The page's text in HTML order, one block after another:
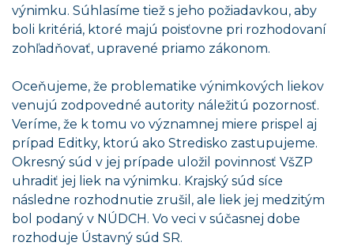
výnimku. Súhlasíme tiež s jeho požiadavkou, aby
boli kritériá, ktoré majú poisťovne pri rozhodovaní
zohľadňovať, upravené priamo zákonom.
Oceňujeme, že problematike výnimkových liekov
venujú zodpovedné autority náležitú pozornosť.
Veríme, že k tomu vo významnej miere prispel aj
prípad Editky, ktorú ako Stredisko zastupujeme.
Okresný súd v jej prípade uložil povinnosť VšZP
uhradiť jej liek na výnimku. Krajský súd síce
následne rozhodnutie zrušil, ale liek jej medzitým
bol podaný v NÚDCH. Vo veci v súčasnej dobe
rozhoduje Ústavný súd SR.